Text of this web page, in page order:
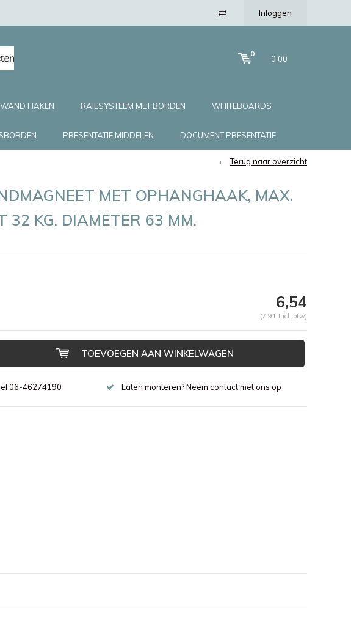
Inloggen
0
0,00
HAKEN RAILSYSTEEM MET BORDEN WHITEBOARDS
PRESENTATIE MIDDELEN DOCUMENT PRESENTATIE
Terug naar overzicht
MET OPHANGHAAK, MAX.
32 KG. DIAMETER 63 MM.
6,54
(7,91 Incl. btw)
TOEVOEGEN AAN WINKELWAGEN
06-46274190 Laten monteren? Neem contact met ons op